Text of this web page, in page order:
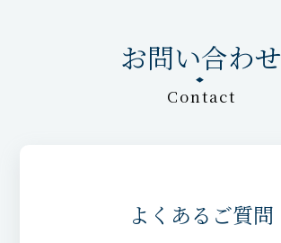
お問い合わせ
Contact
よくあるご質問